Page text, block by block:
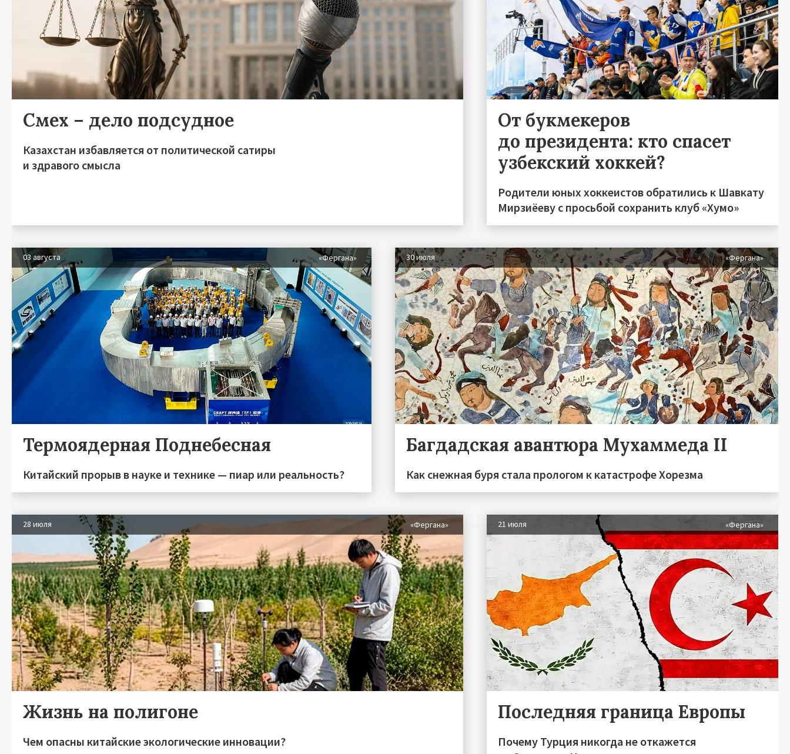
Смех – дело подсудное
Казахстан избавляется от политической сатиры
и здравого смысла
От букмекеров
до президента: кто спасет
узбекский хоккей?
Родители юных хоккеистов обратились к Шавкату
Мирзиёеву с просьбой сохранить клуб «Хумо»
03 августа «Фергана»
Термоядерная Поднебесная
Китайский прорыв в науке и технике — пиар или реальность?
30 июля «Фергана»
Багдадская авантюра Мухаммеда II
Как снежная буря стала прологом к катастрофе Хорезма
28 июля «Фергана»
Жизнь на полигоне
Чем опасны китайские экологические инновации?
21 июля «Фергана»
Последняя граница Европы
Почему Турция никогда не откажется